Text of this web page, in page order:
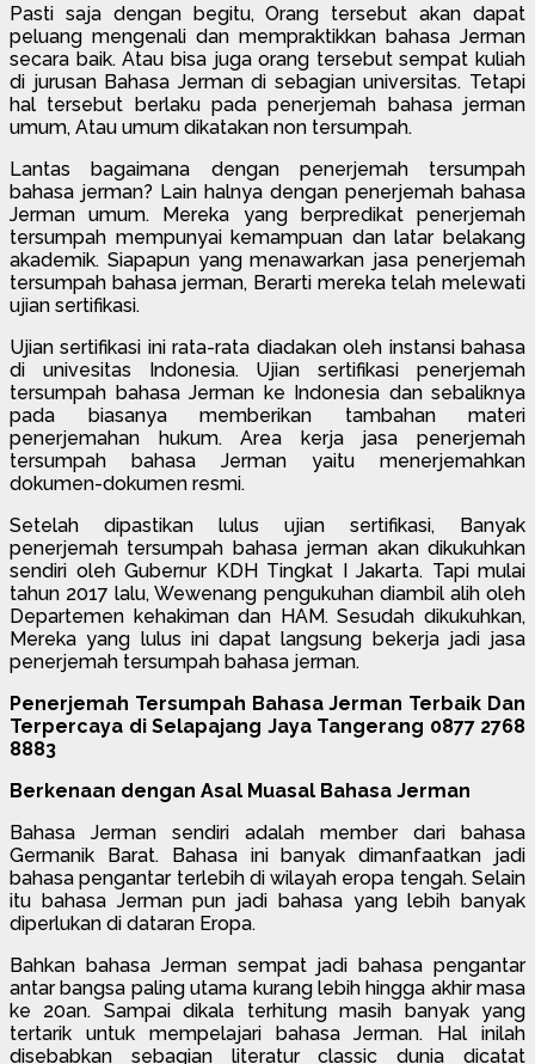
Pasti saja dengan begitu, Orang tersebut akan dapat
peluang mengenali dan mempraktikkan bahasa Jerman
secara baik. Atau bisa juga orang tersebut sempat kuliah
di jurusan Bahasa Jerman di sebagian universitas. Tetapi
hal tersebut berlaku pada penerjemah bahasa jerman
umum, Atau umum dikatakan non tersumpah.
Lantas bagaimana dengan penerjemah tersumpah
bahasa jerman? Lain halnya dengan penerjemah bahasa
Jerman umum. Mereka yang berpredikat penerjemah
tersumpah mempunyai kemampuan dan latar belakang
akademik. Siapapun yang menawarkan jasa penerjemah
tersumpah bahasa jerman, Berarti mereka telah melewati
ujian sertifikasi.
Ujian sertifikasi ini rata-rata diadakan oleh instansi bahasa
di univesitas Indonesia. Ujian sertifikasi penerjemah
tersumpah bahasa Jerman ke Indonesia dan sebaliknya
pada biasanya memberikan tambahan materi
penerjemahan hukum. Area kerja jasa penerjemah
tersumpah bahasa Jerman yaitu menerjemahkan
dokumen-dokumen resmi.
Setelah dipastikan lulus ujian sertifikasi, Banyak
penerjemah tersumpah bahasa jerman akan dikukuhkan
sendiri oleh Gubernur KDH Tingkat I Jakarta. Tapi mulai
tahun 2017 lalu, Wewenang pengukuhan diambil alih oleh
Departemen kehakiman dan HAM. Sesudah dikukuhkan,
Mereka yang lulus ini dapat langsung bekerja jadi jasa
penerjemah tersumpah bahasa jerman.
Penerjemah Tersumpah Bahasa Jerman Terbaik Dan
Terpercaya di Selapajang Jaya Tangerang 0877 2768
8883
Berkenaan dengan Asal Muasal Bahasa Jerman
Bahasa Jerman sendiri adalah member dari bahasa
Germanik Barat. Bahasa ini banyak dimanfaatkan jadi
bahasa pengantar terlebih di wilayah eropa tengah. Selain
itu bahasa Jerman pun jadi bahasa yang lebih banyak
diperlukan di dataran Eropa.
Bahkan bahasa Jerman sempat jadi bahasa pengantar
antar bangsa paling utama kurang lebih hingga akhir masa
ke 20an. Sampai dikala terhitung masih banyak yang
tertarik untuk mempelajari bahasa Jerman. Hal inilah
disebabkan sebagian literatur classic dunia dicatat